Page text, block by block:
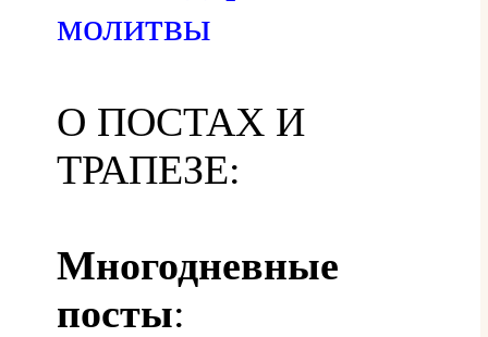
молитвы
О ПОСТАХ И
ТРАПЕЗЕ:
Многодневные
посты: